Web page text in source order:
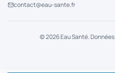
contact@eau-sante.fr
©2026Eau Santé. Données